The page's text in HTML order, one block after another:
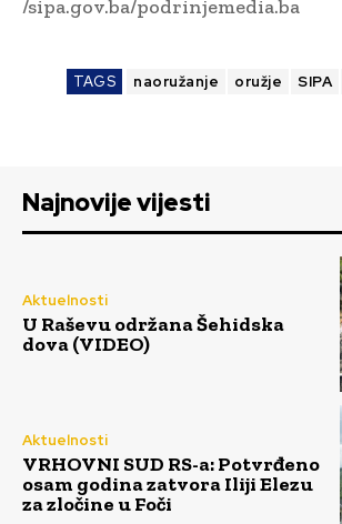
/sipa.gov.ba/podrinjemedia.ba
TAGS naoružanje oružje SIPA
Najnovije vijesti
Aktuelnosti
U Raševu održana Šehidska
dova (VIDEO)
Aktuelnosti
VRHOVNI SUD RS-a: Potvrđeno
osam godina zatvora Iliji Elezu
za zločine u Foči